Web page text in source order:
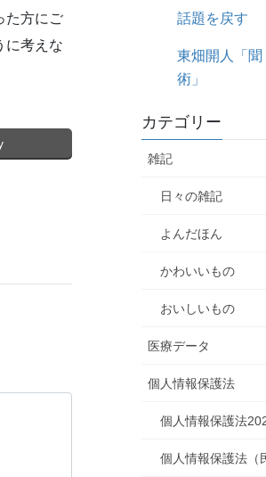
た方にご
に考えな
話題を戻す
東畑開人「
術」
カテゴリー
雑記
日々の雑記
よんだほん
かわいいもの
おいしいもの
医療データ
個人情報保護法
個人情報保護法
個人情報保護法（